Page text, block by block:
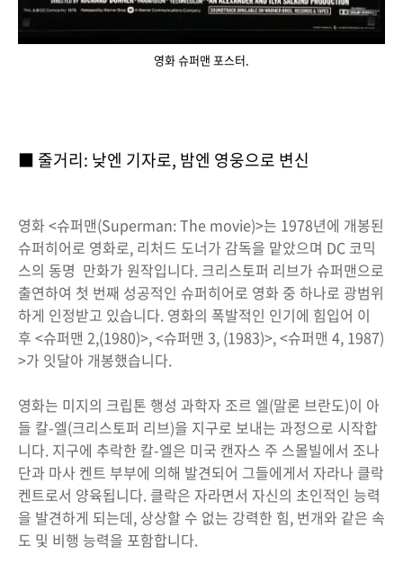
영화 슈퍼맨 포스터.
■ 줄거리: 낮엔 기자로, 밤엔 영웅으로 변신
영화 <슈퍼맨(Superman: The movie)>는 1978년에 개봉된
슈퍼히어로 영화로, 리처드 도너가 감독을 맡았으며 DC 코믹
스의 동명 만화가 원작입니다. 크리스토퍼 리브가 슈퍼맨으로
출연하여 첫 번째 성공적인 슈퍼히어로 영화 중 하나로 광범위
하게 인정받고 있습니다. 영화의 폭발적인 인기에 힘입어 이
후 <슈퍼맨 2,(1980)>, <슈퍼맨 3, (1983)>, <슈퍼맨 4, 1987)
>가 잇달아 개봉했습니다.
영화는 미지의 크립톤 행성 과학자 조르 엘(말론 브란도)이 아
들 칼-엘(크리스토퍼 리브)을 지구로 보내는 과정으로 시작합
니다. 지구에 추락한 칼-엘은 미국 캔자스 주 스몰빌에서 조나
단과 마사 켄트 부부에 의해 발견되어 그들에게서 자라나 클락
켄트로서 양육됩니다. 클락은 자라면서 자신의 초인적인 능력
을 발견하게 되는데, 상상할 수 없는 강력한 힘, 번개와 같은 속
도 및 비행 능력을 포함합니다.